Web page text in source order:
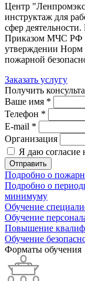
Центр
инструктаж для
сфер
Приказом МЧС РФ
утверждении Норм
пожарной
Заказать услугу
Получить
Ваше имя *
Телефон *
E-mail *
Организация
Я даю согласие
Отправить
Подробно о
Подробно о
минимуму
Обучение
Обучение
Повышение
Обучение
Форматы обучения